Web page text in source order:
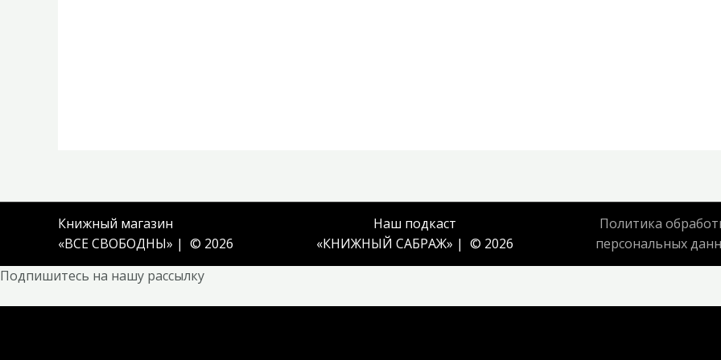
Книжный магазин
«ВСЕ СВОБОДНЫ» | © 2026
Наш подкаст
«КНИЖНЫЙ САБРАЖ» | © 2026
Политика
персональных
Подпишитесь на нашу рассылку